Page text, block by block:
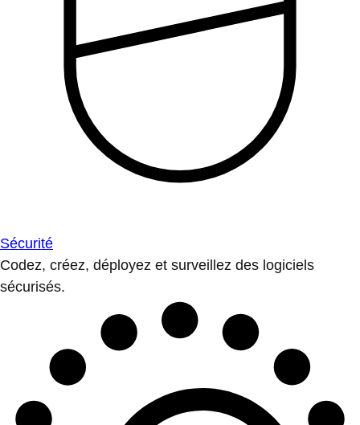
Sécurité
Codez, créez, déployez et surveillez des logiciels
sécurisés.